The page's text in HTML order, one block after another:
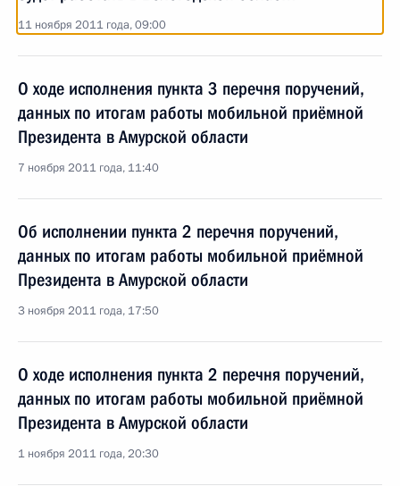
11 ноября 2011 года, 09:00
О ходе исполнения пункта 3 перечня поручений,
данных по итогам работы мобильной приёмной
Президента в Амурской области
7 ноября 2011 года, 11:40
Об исполнении пункта 2 перечня поручений,
данных по итогам работы мобильной приёмной
Президента в Амурской области
3 ноября 2011 года, 17:50
О ходе исполнения пункта 2 перечня поручений,
данных по итогам работы мобильной приёмной
Президента в Амурской области
1 ноября 2011 года, 20:30